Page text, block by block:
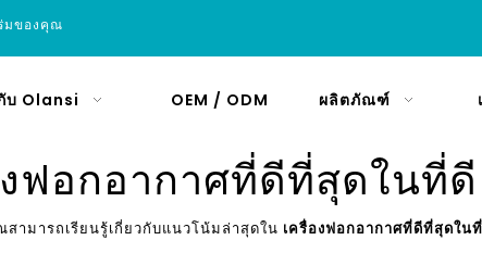
มของคุณ
บ Olansi OEM / ODM ผลิตภัณฑ์
ฟอกอากาศที่ดีที่สุดในที่ดี
ามารถเรียนรู้เกี่ยวกับแนวโน้มล่าสุดใน เครื่องฟอกอากาศที่ดีที่สุดใน